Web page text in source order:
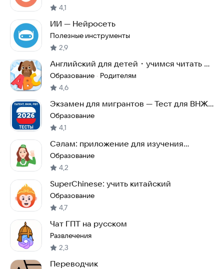
4,1
ИИ — Нейросеть
Полезные инструменты
2,9
Английский для детей・учимся читать и
учим буквы
Образование · Родителям
4,6
Экзамен для мигрантов — Тест для ВНЖ,
РВП, Патент
Образование
4,1
Сәлам: приложение для изучения
татарского языка
Образование
4,2
SuperChinese: учить китайский
Образование
4,7
Чат ГПТ на русском
Развлечения
2,3
Переводчик